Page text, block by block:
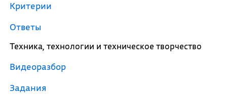
Критерии
Ответы
Техника, технологии и техническое творчество
Видеоразбор
Задания